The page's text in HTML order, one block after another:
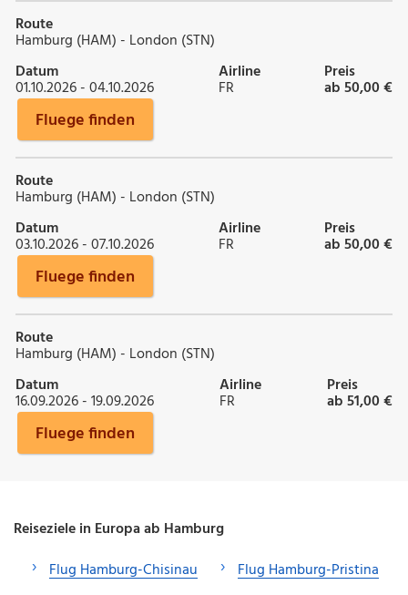
Route
Hamburg (HAM) - London (STN)
Datum
01.10.2026 - 04.10.2026
Airline
FR
Preis
ab 50,00 €
Fluege finden
Route
Hamburg (HAM) - London (STN)
Datum
03.10.2026 - 07.10.2026
Airline
FR
Preis
ab 50,00 €
Fluege finden
Route
Hamburg (HAM) - London (STN)
Datum
16.09.2026 - 19.09.2026
Airline
FR
Preis
ab 51,00 €
Fluege finden
Reiseziele in Europa ab Hamburg
Flug Hamburg-Chisinau
Flug Hamburg-Pristina